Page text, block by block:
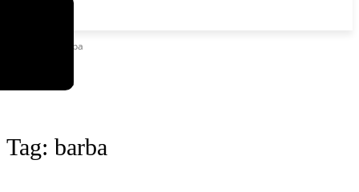
Barba
Tag: barba